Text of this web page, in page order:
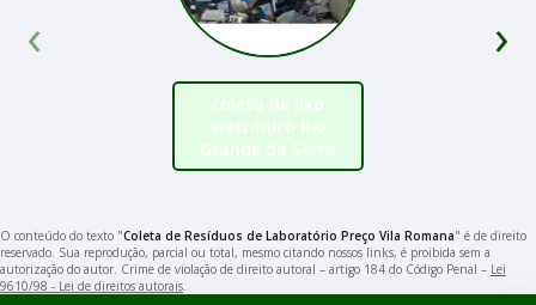
coleta de lixo
eletrônico Rio
Grande da Serra
‹ ›
O conteúdo do texto "Coleta de Resíduos de Laboratório Preço Vila Romana" é de direito
reservado. Sua reprodução, parcial ou total, mesmo citando nossos links, é proibida sem a
autorização do autor. Crime de violação de direito autoral – artigo 184 do Código Penal – Lei
9610/98 - Lei de direitos autorais.